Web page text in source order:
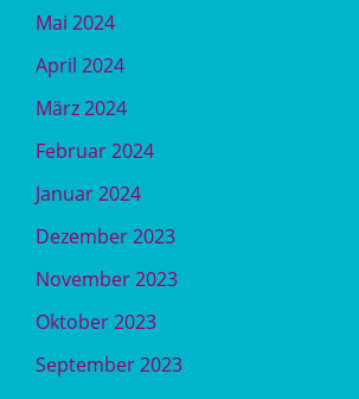
Mai 2024
April 2024
März 2024
Februar 2024
Januar 2024
Dezember 2023
November 2023
Oktober 2023
September 2023